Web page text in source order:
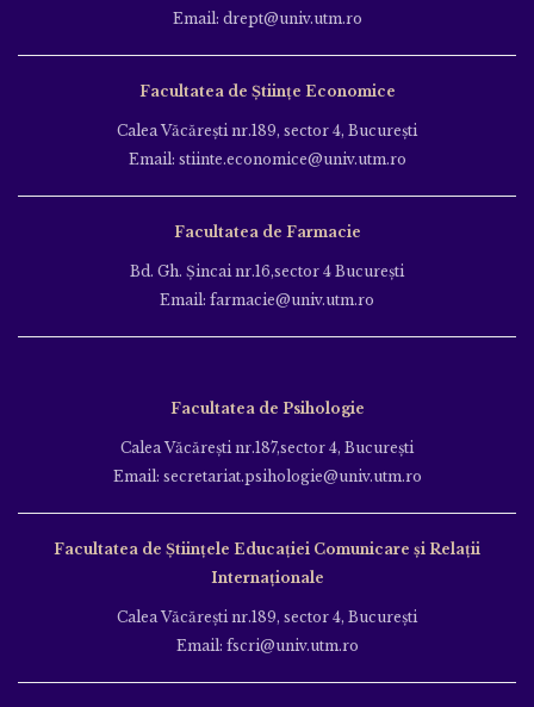
Email: drept@univ.utm.ro
Facultatea de Științe Economice
Calea Văcăreşti nr.189, sector 4, Bucureşti
Email: stiinte.economice@univ.utm.ro
Facultatea de Farmacie
Bd. Gh. Şincai nr.16,sector 4 Bucureşti
Email: farmacie@univ.utm.ro
Facultatea de Psihologie
Calea Văcăreşti nr.187,sector 4, Bucureşti
Email: secretariat.psihologie@univ.utm.ro
Facultatea de Ştiinţele Educației Comunicare și Relații
Internaționale
Calea Văcăreşti nr.189, sector 4, Bucureşti
Email: fscri@univ.utm.ro